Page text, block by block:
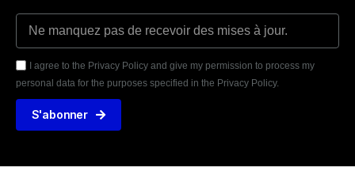
I agree to the Privacy Policy and give my permission to process my
personal data for the purposes specified in the Privacy Policy.
S'abonner